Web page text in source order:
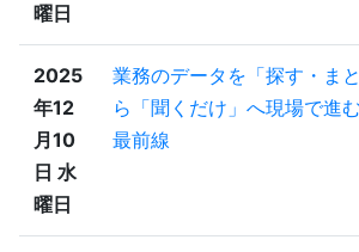
曜日
2025
年12
月10
日 水
曜日
業務のデータを「探す・ま
ら「聞くだけ」へ現場で進
最前線